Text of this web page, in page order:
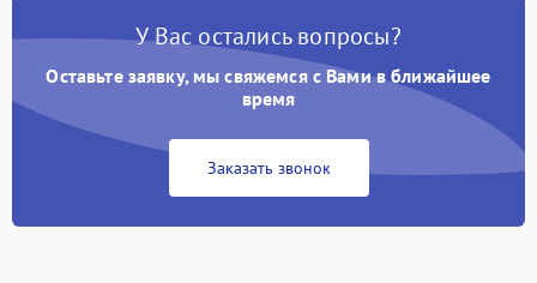
У Вас остались вопросы?
Оставьте заявку, мы свяжемся с Вами в ближайшее
время
Заказать звонок